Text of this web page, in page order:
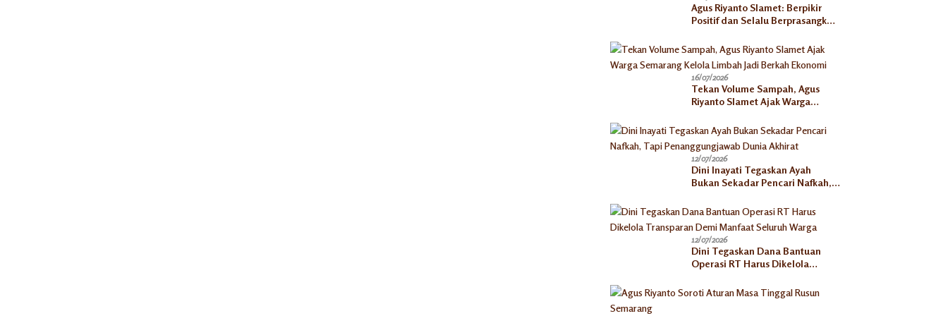
Agus Riyanto Slamet: Berpikir
Positif dan Selalu Berprasangka
Pengusaha Mikro
16/07/2026
Tekan Volume Sampah, Agus
Riyanto Slamet Ajak Warga
Berkah Ekonomi
12/07/2026
Dini Inayati Tegaskan Ayah
Bukan Sekadar Pencari Nafkah,
Akhirat
12/07/2026
Dini Tegaskan Dana Bantuan
Operasi RT Harus Dikelola
Seluruh Warga